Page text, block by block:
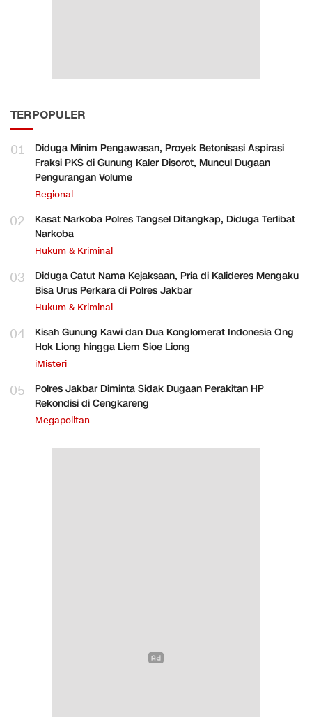
TERPOPULER
01
Diduga Minim Pengawasan, Proyek Betonisasi Aspirasi
Fraksi PKS di Gunung Kaler Disorot, Muncul Dugaan
Pengurangan Volume
Regional
02
Kasat Narkoba Polres Tangsel Ditangkap, Diduga Terlibat
Narkoba
Hukum & Kriminal
03
Diduga Catut Nama Kejaksaan, Pria di Kalideres Mengaku
Bisa Urus Perkara di Polres Jakbar
Hukum & Kriminal
04
Kisah Gunung Kawi dan Dua Konglomerat Indonesia Ong
Hok Liong hingga Liem Sioe Liong
iMisteri
05
Polres Jakbar Diminta Sidak Dugaan Perakitan HP
Rekondisi di Cengkareng
Megapolitan